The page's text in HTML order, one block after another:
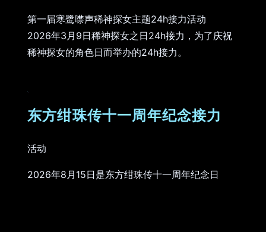
第一届寒鹭噤声稀神探女主题24h接力活动
2026年3月9日稀神探女之日24h接力，为了庆祝
稀神探女的角色日而举办的24h接力。
东方绀珠传十一周年纪念接力
活动
2026年8月15日是东方绀珠传十一周年纪念日